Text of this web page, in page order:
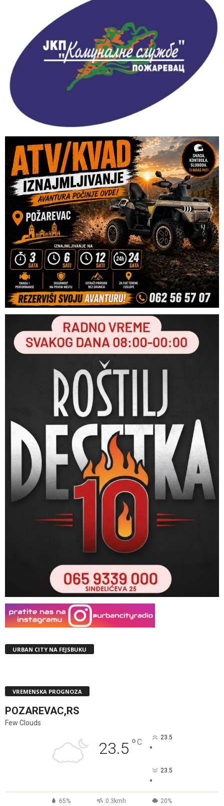
URBAN CITY NA FEJSBUKU
VREMENSKA PROGNOZA
POZAREVAC,RS
Few Clouds
23.5 °C 23.5
°
23.5
°
65% 0.3kmh 20%